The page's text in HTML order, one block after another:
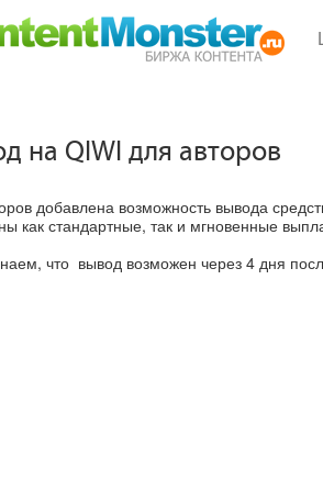
на QIWI для авторов
добавлена возможность вывода
как стандартные, так и мгновенные
что вывод возможен через 4 дня